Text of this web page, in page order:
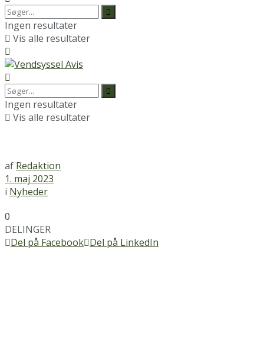
Ingen resultater
Vis alle resultater
Ingen resultater
Vis alle resultater
af Redaktion
1. maj 2023
i Nyheder
0
DELINGER
Del på Facebook Del på LinkedIn